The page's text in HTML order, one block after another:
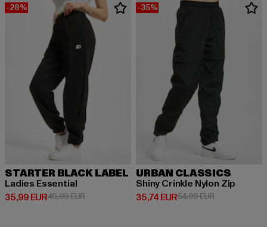
-28%
STARTER BLACK LABEL
Ladies Essential
35,99 EUR
Derzeitiger Preis: 35,99 EUR
49,99 EURAktionspreis: 49,99 EUR
-35%
URBAN CLASSICS
Shiny Crinkle Nylon Zip
35,74 EUR
Derzeitiger Preis: 35,74 EUR
54,99 EURAktionspreis: